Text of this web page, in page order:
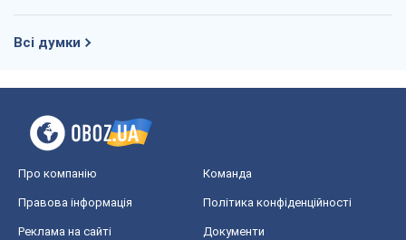
Всі думки
Про компанію Команда
Правова інформація Політика конфіденційності
Реклама на сайті Документи